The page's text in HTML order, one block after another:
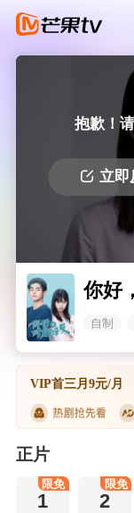
抱歉！
立即
你好
自制
VIP首三月9元/月
正片
1
限免
2
限免